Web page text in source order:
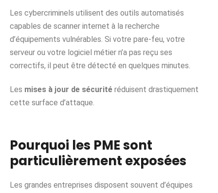
Les cybercriminels utilisent des outils automatisés
capables de scanner internet à la recherche
d’équipements vulnérables. Si votre pare-feu, votre
serveur ou votre logiciel métier n’a pas reçu ses
correctifs, il peut être détecté en quelques minutes.
Les mises à jour de sécurité réduisent drastiquement
cette surface d’attaque.
Pourquoi les PME sont
particulièrement exposées
Les grandes entreprises disposent souvent d’équipes